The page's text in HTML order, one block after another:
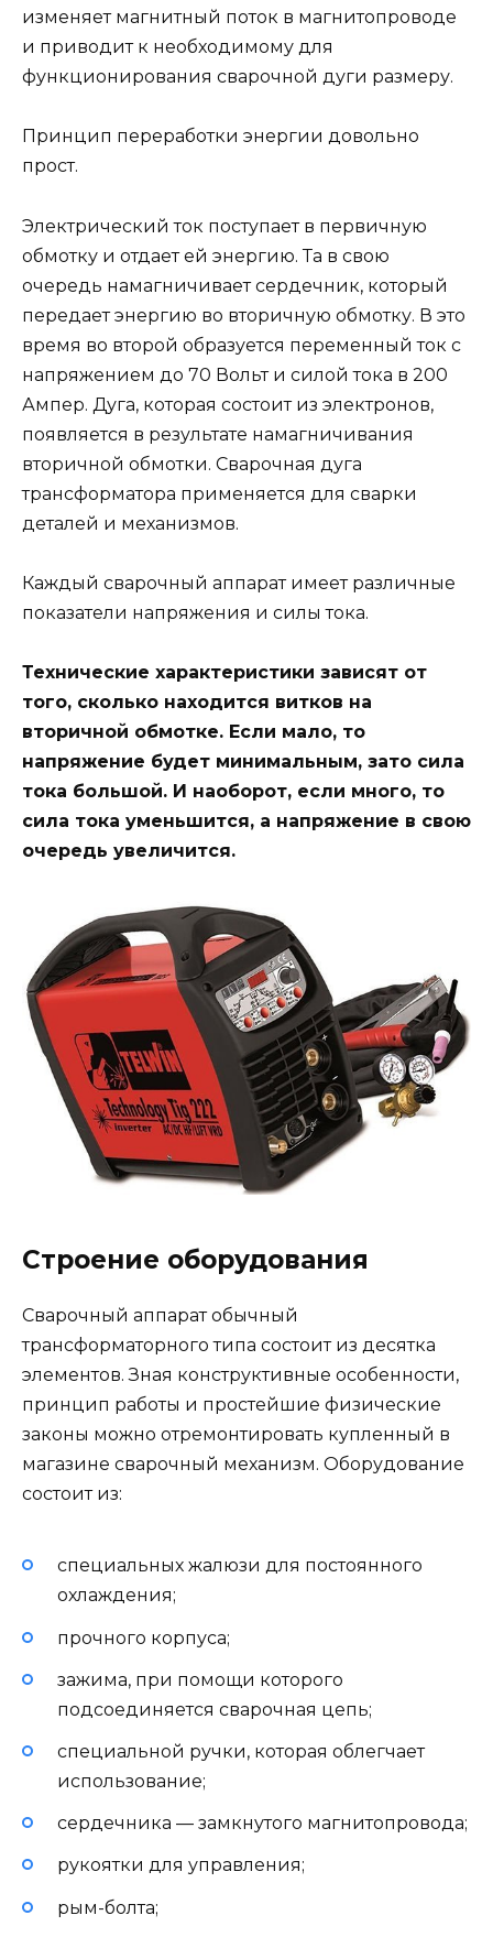
изменяет магнитный поток в магнитопроводе
и приводит к необходимому для
функционирования сварочной дуги размеру.
Принцип переработки энергии довольно
прост.
Электрический ток поступает в первичную
обмотку и отдает ей энергию. Та в свою
очередь намагничивает сердечник, который
передает энергию во вторичную обмотку. В это
время во второй образуется переменный ток с
напряжением до 70 Вольт и силой тока в 200
Ампер. Дуга, которая состоит из электронов,
появляется в результате намагничивания
вторичной обмотки. Сварочная дуга
трансформатора применяется для сварки
деталей и механизмов.
Каждый сварочный аппарат имеет различные
показатели напряжения и силы тока.
Технические характеристики зависят от
того, сколько находится витков на
вторичной обмотке. Если мало, то
напряжение будет минимальным, зато сила
тока большой. И наоборот, если много, то
сила тока уменьшится, а напряжение в свою
очередь увеличится.
Строение оборудования
Сварочный аппарат обычный
трансформаторного типа состоит из десятка
элементов. Зная конструктивные особенности,
принцип работы и простейшие физические
законы можно отремонтировать купленный в
магазине сварочный механизм. Оборудование
состоит из:
специальных жалюзи для постоянного
охлаждения;
прочного корпуса;
зажима, при помощи которого
подсоединяется сварочная цепь;
специальной ручки, которая облегчает
использование;
сердечника — замкнутого магнитопровода;
рукоятки для управления;
рым-болта;